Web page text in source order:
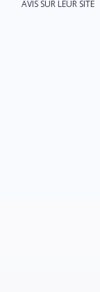
AVIS SUR LEUR SITE